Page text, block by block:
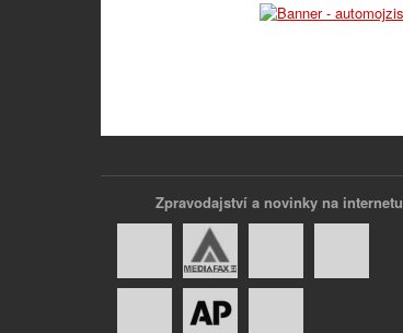
Zpravodajství a novinky na internetu